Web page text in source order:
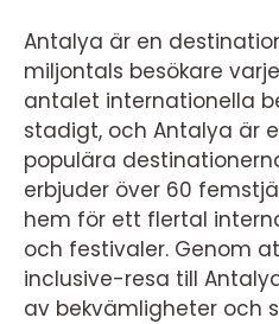
Antalya är en
miljontals besökare
antalet internationella
stadigt, och Antalya är
populära
erbjuder över 60
hem för ett flertal
och festivaler. Genom
inclusive-resa till
av bekvämligheter och